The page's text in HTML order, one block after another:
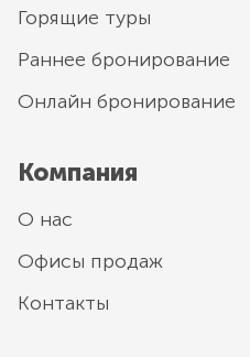
Горящие туры
Раннее бронирование
Онлайн бронирование
Компания
О нас
Офисы продаж
Контакты